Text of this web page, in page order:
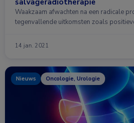
Waakzaam afwachten na een radicale
tegenvallende uitkomsten zoals
14 jan. 2021
Nieuws Oncologie, Urologie